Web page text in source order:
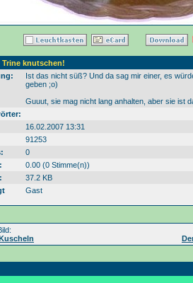
knutschen!
Ist das nicht süß? Und da sag mir einer, es
geben ;o)
Guuut, sie mag nicht lang anhalten, aber sie ist
16.02.2007 13:31
91253
0
0.00 (0 Stimme(n))
37.2 KB
Gast